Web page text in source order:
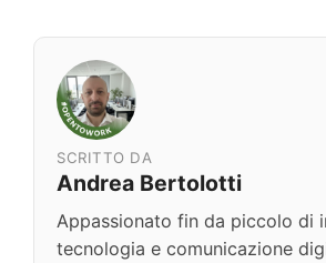
SCRITTO DA
Andrea Bertolotti
Appassionato fin da piccolo di
tecnologia e comunicazione